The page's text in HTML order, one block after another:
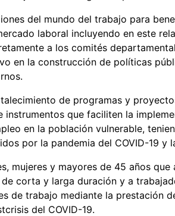
del mundo del trabajo para
laboral incluyendo en este
a los comités
en la construcción de políticas
de programas y
que faciliten la
en la población vulnerable,
por la pandemia del COVID-19 y
mujeres y mayores de 45 años que
corta y larga duración y a
de trabajo mediante la prestación
del COVID-19.